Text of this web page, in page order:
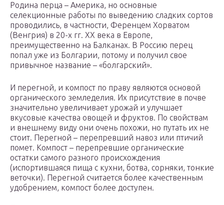
Родина перца – Америка, но основные
селекционные работы по выведению сладких сортов
проводились, в частности, Ференцем Хорватом
(Венгрия) в 20-х гг. XX века в Европе,
преимущественно на Балканах. В Россию перец
попал уже из Болгарии, потому и получил свое
привычное название – «болгарский».
И перегной, и компост по праву являются основой
органического земледелия. Их присутствие в почве
значительно увеличивает урожай и улучшает
вкусовые качества овощей и фруктов. По свойствам
и внешнему виду они очень похожи, но путать их не
стоит. Перегной – перепревший навоз или птичий
помет. Компост – перепревшие органические
остатки самого разного происхождения
(испортившаяся пища с кухни, ботва, сорняки, тонкие
веточки). Перегной считается более качественным
удобрением, компост более доступен.